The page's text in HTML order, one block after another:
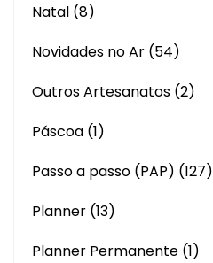
Natal (8)
Novidades no Ar (54)
Outros Artesanatos (2)
Páscoa (1)
Passo a passo (PAP) (127)
Planner (13)
Planner Permanente (1)